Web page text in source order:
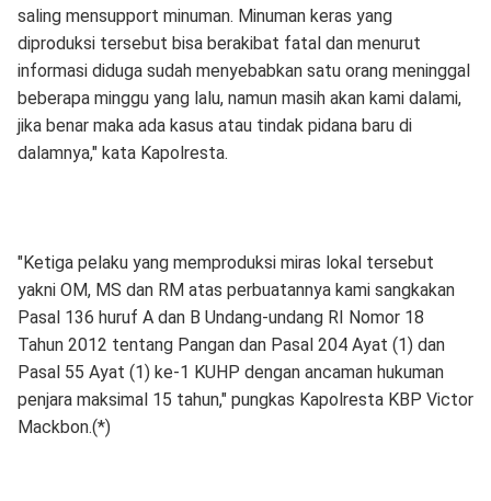
saling mensupport minuman. Minuman keras yang
diproduksi tersebut bisa berakibat fatal dan menurut
informasi diduga sudah menyebabkan satu orang meninggal
beberapa minggu yang lalu, namun masih akan kami dalami,
jika benar maka ada kasus atau tindak pidana baru di
dalamnya," kata Kapolresta.
"Ketiga pelaku yang memproduksi miras lokal tersebut
yakni OM, MS dan RM atas perbuatannya kami sangkakan
Pasal 136 huruf A dan B Undang-undang RI Nomor 18
Tahun 2012 tentang Pangan dan Pasal 204 Ayat (1) dan
Pasal 55 Ayat (1) ke-1 KUHP dengan ancaman hukuman
penjara maksimal 15 tahun," pungkas Kapolresta KBP Victor
Mackbon.(*)